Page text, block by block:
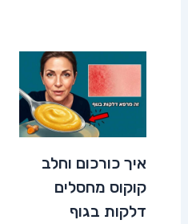
איך כורכום וחלב
קוקוס מחסלים
דלקות בגוף